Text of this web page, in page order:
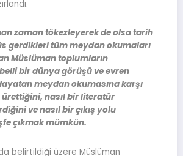
zaman tökezleyerek de olsa tarih
gerdikleri tüm meydan okumaları
Müslüman toplumların
bir dünya görüşü ve evren
meydan okumasına karşı
ürettiğini, nasıl bir literatür
ve nasıl bir çıkış yolu
çıkmak mümkün.
belirtildiği üzere Müslüman